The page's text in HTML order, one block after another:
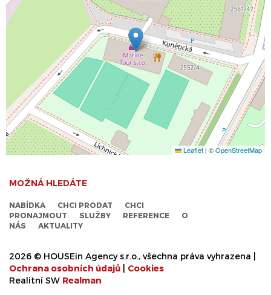
Leaflet | ©OpenStreetMap
MOŽNÁ HLEDÁTE
NABÍDKA CHCI PRODAT
CHCI
PRONAJMOUT
SLUŽBY REFERENCE
O
NÁS
AKTUALITY
2026 © HOUSEin Agency s.r.o., všechna práva vyhrazena |
Ochrana osobních údajů
Cookies
Realitní SW Realman